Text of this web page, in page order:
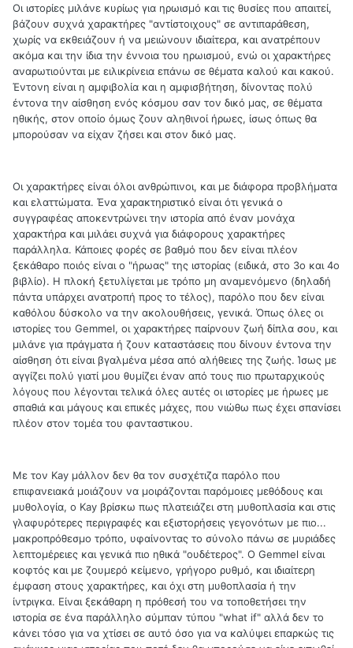
Οι ιστορίες μιλάνε κυρίως για ηρωισμό και τις θυσίες που απαιτεί,
βάζουν συχνά χαρακτήρες "αντίστοιχους" σε αντιπαράθεση,
χωρίς να εκθειάζουν ή να μειώνουν ιδιαίτερα, και ανατρέπουν
ακόμα και την ίδια την έννοια του ηρωισμού, ενώ οι χαρακτήρες
αναρωτιούνται με ειλικρίνεια επάνω σε θέματα καλού και κακού.
Έντονη είναι η αμφιβολία και η αμφισβήτηση, δίνοντας πολύ
έντονα την αίσθηση ενός κόσμου σαν τον δικό μας, σε θέματα
ηθικής, στον οποίο όμως ζουν αληθινοί ήρωες, ίσως όπως θα
μπορούσαν να είχαν ζήσει και στον δικό μας.
Οι χαρακτήρες είναι όλοι ανθρώπινοι, και με διάφορα προβλήματα
και ελαττώματα. Ένα χαρακτηριστικό είναι ότι γενικά ο
συγγραφέας αποκεντρώνει την ιστορία από έναν μονάχα
χαρακτήρα και μιλάει συχνά για διάφορους χαρακτήρες
παράλληλα. Κάποιες φορές σε βαθμό που δεν είναι πλέον
ξεκάθαρο ποιός είναι ο "ήρωας" της ιστορίας (ειδικά, στο 3ο και 4ο
βιβλίο). Η πλοκή ξετυλίγεται με τρόπο μη αναμενόμενο (δηλαδή
πάντα υπάρχει ανατροπή προς το τέλος), παρόλο που δεν είναι
καθόλου δύσκολο να την ακολουθήσεις, γενικά. Όπως όλες οι
ιστορίες του Gemmel, οι χαρακτήρες παίρνουν ζωή δίπλα σου, και
μιλάνε για πράγματα ή ζουν καταστάσεις που δίνουν έντονα την
αίσθηση ότι είναι βγαλμένα μέσα από αλήθειες της ζωής. Ίσως με
αγγίζει πολύ γιατί μου θυμίζει έναν από τους πιο πρωταρχικούς
λόγους που λέγονται τελικά όλες αυτές οι ιστορίες με ήρωες με
σπαθιά και μάγους και επικές μάχες, που νιώθω πως έχει σπανίσει
πλέον στον τομέα του φανταστικου.
Με τον Kay μάλλον δεν θα τον συσχέτιζα παρόλο που
επιφανειακά μοιάζουν να μοιράζονται παρόμοιες μεθόδους και
μυθολογία, ο Kay βρίσκω πως πλατειάζει στη μυθοπλασία και στις
γλαφυρότερες περιγραφές και εξιστορήσεις γεγονότων με πιο...
μακροπρόθεσμο τρόπο, υφαίνοντας το σύνολο πάνω σε μυριάδες
λεπτομέρειες και γενικά πιο ηθικά "ουδέτερος". Ο Gemmel είναι
κοφτός και με ζουμερό κείμενο, γρήγορο ρυθμό, και ιδιαίτερη
έμφαση στους χαρακτήρες, και όχι στη μυθοπλασία ή την
ίντριγκα. Είναι ξεκάθαρη η πρόθεσή του να τοποθετήσει την
ιστορία σε ένα παράλληλο σύμπαν τύπου "what if" αλλά δεν το
κάνει τόσο για να χτίσει σε αυτό όσο για να καλύψει επαρκώς τις